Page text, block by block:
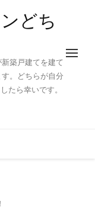
どち
築戸建てを建て
。どちらが自分
たら幸いです。